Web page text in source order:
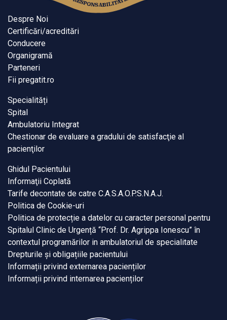
Despre Noi
Certificări/acreditări
Conducere
Organigramă
Parteneri
Fii pregatit.ro
Specialități
Spital
Ambulatoriu Integrat
Chestionar de evaluare a gradului de satisfacţie al
pacienţilor
Ghidul Pacientului
Informaţii Coplată
Tarife decontate de catre C.A.S.A.O.P.S.N.A.J.
Politica de Cookie-uri
Politica de protecție a datelor cu caracter personal pentru
Spitalul Clinic de Urgență “Prof. Dr. Agrippa Ionescu” în
contextul programărilor in ambulatoriul de specialitate
Drepturile și obligațiile pacientului
Informații privind externarea pacienților
Informații privind internarea pacienților